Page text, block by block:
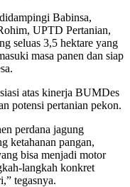
Babinsa,
UPTD Pertanian,
seluas 3,5 hektare yang
masa panen dan siap
atas kinerja BUMDes
potensi pertanian pekon.
perdana jagung
ketahanan pangan,
bisa menjadi motor
langkah konkret
tegasnya.